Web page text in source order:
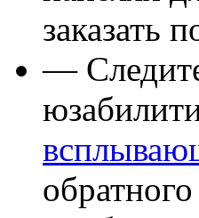
заказать
—